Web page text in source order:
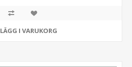
LÄGG I VARUKORG